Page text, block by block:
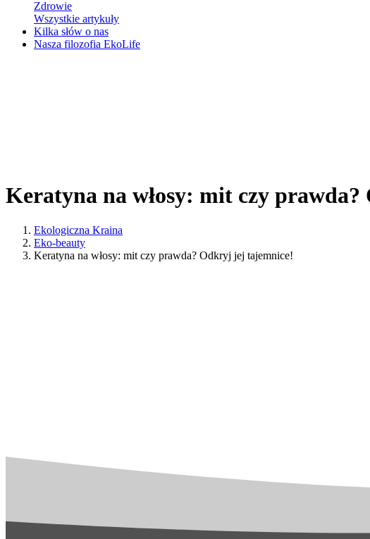
Zdrowie
Wszystkie artykuły
Kilka słów o nas
Nasza filozofia EkoLife
Keratyna na włosy: mit czy
Ekologiczna Kraina
Eko-beauty
Keratyna na włosy: mit czy prawda? Odkryj jej tajemnice!